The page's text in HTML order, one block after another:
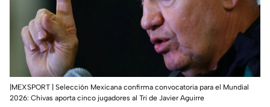
|MEXSPORT | Selección Mexicana confirma convocatoria para el Mundial
2026: Chivas aporta cinco jugadores al Tri de Javier Aguirre